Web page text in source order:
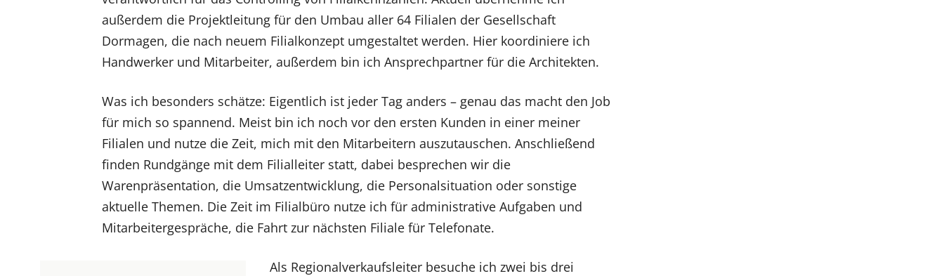
außerdem die Projektleitung für den Umbau aller 64 Filialen der Gesellschaft
Dormagen, die nach neuem Filialkonzept umgestaltet werden. Hier koordiniere ich
Handwerker und Mitarbeiter, außerdem bin ich Ansprechpartner für die Architekten.
Was ich besonders schätze: Eigentlich ist jeder Tag anders – genau das macht den Job
für mich so spannend. Meist bin ich noch vor den ersten Kunden in einer meiner
Filialen und nutze die Zeit, mich mit den Mitarbeitern auszutauschen. Anschließend
finden Rundgänge mit dem Filialleiter statt, dabei besprechen wir die
Warenpräsentation, die Umsatzentwicklung, die Personalsituation oder sonstige
aktuelle Themen. Die Zeit im Filialbüro nutze ich für administrative Aufgaben und
Mitarbeitergespräche, die Fahrt zur nächsten Filiale für Telefonate.
Als Regionalverkaufsleiter besuche ich zwei bis drei